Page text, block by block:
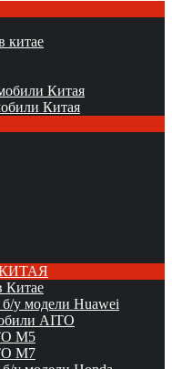
китае
Китая
Китая
Китае
б/у модели Huawei
AITO
M5
M7